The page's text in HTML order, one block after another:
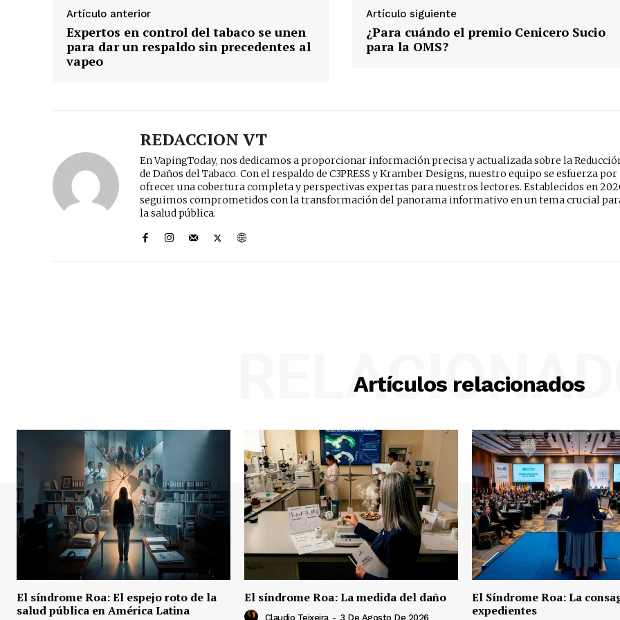
Artículo anterior
Expertos en control del tabaco se unen
para dar un respaldo sin precedentes al
vapeo
Artículo siguiente
¿Para cuándo el premio Cenicero Sucio
para la OMS?
REDACCION VT
En VapingToday, nos dedicamos a proporcionar información precisa y actualizada sobre la
de Daños del Tabaco. Con el respaldo de C3PRESS y Kramber Designs, nuestro equipo se esfuerza por
ofrecer una cobertura completa y perspectivas expertas para nuestros lectores. Establecidos en
seguimos comprometidos con la transformación del panorama informativo en un tema crucial
la salud pública.
Artículos relacionados
El síndrome Roa: El espejo roto de la
salud pública en América Latina
El síndrome Roa: La medida del daño
Claudio Teixeira - 3 De Agosto De 2026
El Síndrome Roa: La
expedientes